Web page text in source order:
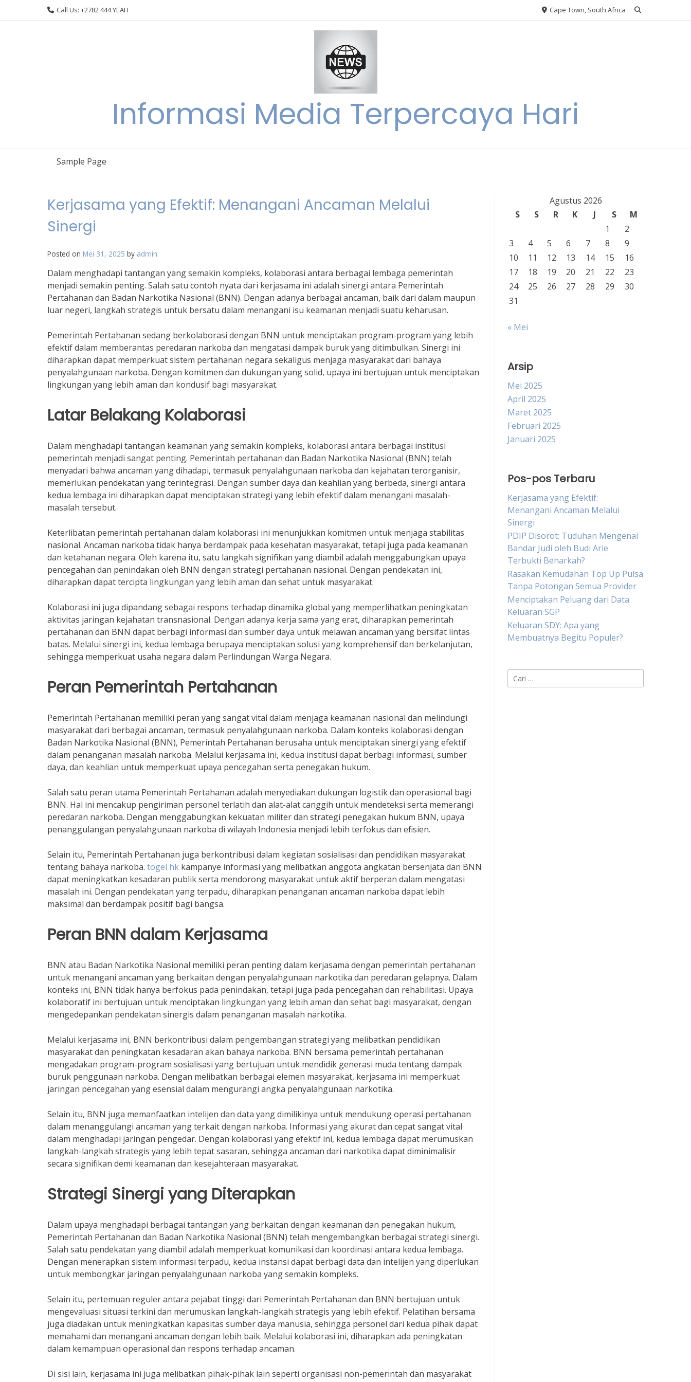
Call Us: +2782 444 YEAH Cape Town, South Africa
Informasi Media Terpercaya Hari
Sample Page
Kerjasama yang Efektif: Menangani Ancaman Melalui
Sinergi
Posted on Mei 31, 2025 by admin
Dalam menghadapi tantangan yang semakin kompleks, kolaborasi antara berbagai lembaga pemerintah
menjadi semakin penting. Salah satu contoh nyata dari kerjasama ini adalah sinergi antara Pemerintah
Pertahanan dan Badan Narkotika Nasional (BNN). Dengan adanya berbagai ancaman, baik dari dalam maupun
luar negeri, langkah strategis untuk bersatu dalam menangani isu keamanan menjadi suatu keharusan.
Pemerintah Pertahanan sedang berkolaborasi dengan BNN untuk menciptakan program-program yang lebih
efektif dalam memberantas peredaran narkoba dan mengatasi dampak buruk yang ditimbulkan. Sinergi ini
diharapkan dapat memperkuat sistem pertahanan negara sekaligus menjaga masyarakat dari bahaya
penyalahgunaan narkoba. Dengan komitmen dan dukungan yang solid, upaya ini bertujuan untuk menciptakan
lingkungan yang lebih aman dan kondusif bagi masyarakat.
Latar Belakang Kolaborasi
Dalam menghadapi tantangan keamanan yang semakin kompleks, kolaborasi antara berbagai institusi
pemerintah menjadi sangat penting. Pemerintah pertahanan dan Badan Narkotika Nasional (BNN) telah
menyadari bahwa ancaman yang dihadapi, termasuk penyalahgunaan narkoba dan kejahatan terorganisir,
memerlukan pendekatan yang terintegrasi. Dengan sumber daya dan keahlian yang berbeda, sinergi antara
kedua lembaga ini diharapkan dapat menciptakan strategi yang lebih efektif dalam menangani masalah-
masalah tersebut.
Keterlibatan pemerintah pertahanan dalam kolaborasi ini menunjukkan komitmen untuk menjaga stabilitas
nasional. Ancaman narkoba tidak hanya berdampak pada kesehatan masyarakat, tetapi juga pada keamanan
dan ketahanan negara. Oleh karena itu, satu langkah signifikan yang diambil adalah menggabungkan upaya
pencegahan dan penindakan oleh BNN dengan strategi pertahanan nasional. Dengan pendekatan ini,
diharapkan dapat tercipta lingkungan yang lebih aman dan sehat untuk masyarakat.
Kolaborasi ini juga dipandang sebagai respons terhadap dinamika global yang memperlihatkan peningkatan
aktivitas jaringan kejahatan transnasional. Dengan adanya kerja sama yang erat, diharapkan pemerintah
pertahanan dan BNN dapat berbagi informasi dan sumber daya untuk melawan ancaman yang bersifat lintas
batas. Melalui sinergi ini, kedua lembaga berupaya menciptakan solusi yang komprehensif dan berkelanjutan,
sehingga memperkuat usaha negara dalam Perlindungan Warga Negara.
Peran Pemerintah Pertahanan
Pemerintah Pertahanan memiliki peran yang sangat vital dalam menjaga keamanan nasional dan melindungi
masyarakat dari berbagai ancaman, termasuk penyalahgunaan narkoba. Dalam konteks kolaborasi dengan
Badan Narkotika Nasional (BNN), Pemerintah Pertahanan berusaha untuk menciptakan sinergi yang efektif
dalam penanganan masalah narkoba. Melalui kerjasama ini, kedua institusi dapat berbagi informasi, sumber
daya, dan keahlian untuk memperkuat upaya pencegahan serta penegakan hukum.
Salah satu peran utama Pemerintah Pertahanan adalah menyediakan dukungan logistik dan operasional bagi
BNN. Hal ini mencakup pengiriman personel terlatih dan alat-alat canggih untuk mendeteksi serta memerangi
peredaran narkoba. Dengan menggabungkan kekuatan militer dan strategi penegakan hukum BNN, upaya
penanggulangan penyalahgunaan narkoba di wilayah Indonesia menjadi lebih terfokus dan efisien.
Selain itu, Pemerintah Pertahanan juga berkontribusi dalam kegiatan sosialisasi dan pendidikan masyarakat
tentang bahaya narkoba. togel hk kampanye informasi yang melibatkan anggota angkatan bersenjata dan BNN
dapat meningkatkan kesadaran publik serta mendorong masyarakat untuk aktif berperan dalam mengatasi
masalah ini. Dengan pendekatan yang terpadu, diharapkan penanganan ancaman narkoba dapat lebih
maksimal dan berdampak positif bagi bangsa.
Peran BNN dalam Kerjasama
BNN atau Badan Narkotika Nasional memiliki peran penting dalam kerjasama dengan pemerintah pertahanan
untuk menangani ancaman yang berkaitan dengan penyalahgunaan narkotika dan peredaran gelapnya. Dalam
konteks ini, BNN tidak hanya berfokus pada penindakan, tetapi juga pada pencegahan dan rehabilitasi. Upaya
kolaboratif ini bertujuan untuk menciptakan lingkungan yang lebih aman dan sehat bagi masyarakat, dengan
mengedepankan pendekatan sinergis dalam penanganan masalah narkotika.
Melalui kerjasama ini, BNN berkontribusi dalam pengembangan strategi yang melibatkan pendidikan
masyarakat dan peningkatan kesadaran akan bahaya narkoba. BNN bersama pemerintah pertahanan
mengadakan program-program sosialisasi yang bertujuan untuk mendidik generasi muda tentang dampak
buruk penggunaan narkoba. Dengan melibatkan berbagai elemen masyarakat, kerjasama ini memperkuat
jaringan pencegahan yang esensial dalam mengurangi angka penyalahgunaan narkotika.
Selain itu, BNN juga memanfaatkan intelijen dan data yang dimilikinya untuk mendukung operasi pertahanan
dalam menanggulangi ancaman yang terkait dengan narkoba. Informasi yang akurat dan cepat sangat vital
dalam menghadapi jaringan pengedar. Dengan kolaborasi yang efektif ini, kedua lembaga dapat merumuskan
langkah-langkah strategis yang lebih tepat sasaran, sehingga ancaman dari narkotika dapat diminimalisir
secara signifikan demi keamanan dan kesejahteraan masyarakat.
Strategi Sinergi yang Diterapkan
Dalam upaya menghadapi berbagai tantangan yang berkaitan dengan keamanan dan penegakan hukum,
Pemerintah Pertahanan dan Badan Narkotika Nasional (BNN) telah mengembangkan berbagai strategi sinergi.
Salah satu pendekatan yang diambil adalah memperkuat komunikasi dan koordinasi antara kedua lembaga.
Dengan menerapkan sistem informasi terpadu, kedua instansi dapat berbagi data dan intelijen yang diperlukan
untuk membongkar jaringan penyalahgunaan narkoba yang semakin kompleks.
Selain itu, pertemuan reguler antara pejabat tinggi dari Pemerintah Pertahanan dan BNN bertujuan untuk
mengevaluasi situasi terkini dan merumuskan langkah-langkah strategis yang lebih efektif. Pelatihan bersama
juga diadakan untuk meningkatkan kapasitas sumber daya manusia, sehingga personel dari kedua pihak dapat
memahami dan menangani ancaman dengan lebih baik. Melalui kolaborasi ini, diharapkan ada peningkatan
dalam kemampuan operasional dan respons terhadap ancaman.
Di sisi lain, kerjasama ini juga melibatkan pihak-pihak lain seperti organisasi non-pemerintah dan masyarakat
Agustus 2026
S
S R K J S
M
1
2
3
4 5 6 7 8
9
10
11 12 13 14 15
16
17
18 19 20 21 22
23
24
25 26 27 28 29
30
31
« Mei
Arsip
Mei 2025
April 2025
Maret 2025
Februari 2025
Januari 2025
Pos-pos Terbaru
Kerjasama yang Efektif:
Menangani Ancaman Melalui
Sinergi
PDIP Disorot: Tuduhan Mengenai
Bandar Judi oleh Budi Arie
Terbukti Benarkah?
Rasakan Kemudahan Top Up Pulsa
Tanpa Potongan Semua Provider
Menciptakan Peluang dari Data
Keluaran SGP
Keluaran SDY: Apa yang
Membuatnya Begitu Populer?
Cari
untuk: